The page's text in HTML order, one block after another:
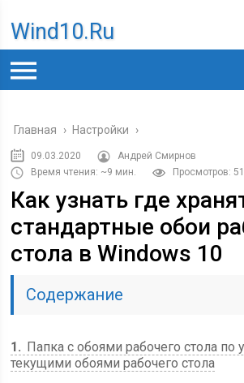
Wind10.ru
Главная › Настройки ›
09.03.2020
Андрей Смирнов
Время чтения: ~9 мин.
Просмотров:
Как узнать где
стандартные обои
стола в Windows 10
Содержание
1
Папка с обоями рабочего стола по
текущими обоями рабочего стола